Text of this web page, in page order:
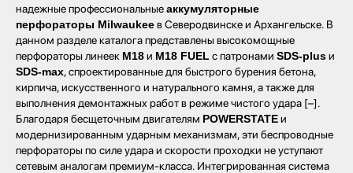
надежные профессиональныеаккумуляторные
перфораторы Milwaukeeв Северодвинске и Архангельске. В
данном разделе каталога представлены высокомощные
перфораторы линеек M18и M18 FUEL с патронами SDS-plusи
SDS-max, спроектированные для быстрого бурения бетона,
кирпича, искусственного и натурального камня, а также для
выполнения демонтажных работ в режиме чистого удара [–].
Благодаря бесщеточным двигателям POWERSTATEи
модернизированным ударным механизмам, эти беспроводные
перфораторы по силе удара и скорости проходки не уступают
сетевым аналогам премиум-класса. Интегрированная система
Наши магазины